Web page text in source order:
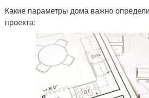
Какие параметры дома важно
проекта: